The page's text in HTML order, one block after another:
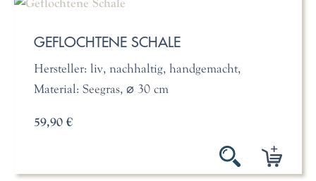
GEFLOCHTENE SCHALE
Hersteller: liv, nachhaltig, handgemacht,
Material: Seegras, ⌀ 30 cm
59,90 €